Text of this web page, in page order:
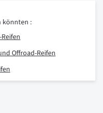
könnten :
Offroad-Reifen